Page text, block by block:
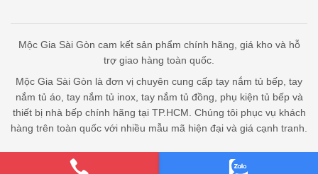
Mộc Gia Sài Gòn cam kết sản phẩm chính hãng, giá kho và hỗ
trợ giao hàng toàn quốc.
Mộc Gia Sài Gòn là đơn vị chuyên cung cấp tay nắm tủ bếp, tay
nắm tủ áo, tay nắm tủ inox, tay nắm tủ đồng, phụ kiện tủ bếp và
thiết bị nhà bếp chính hãng tại TP.HCM. Chúng tôi phục vụ khách
hàng trên toàn quốc với nhiều mẫu mã hiện đại và giá cạnh tranh.